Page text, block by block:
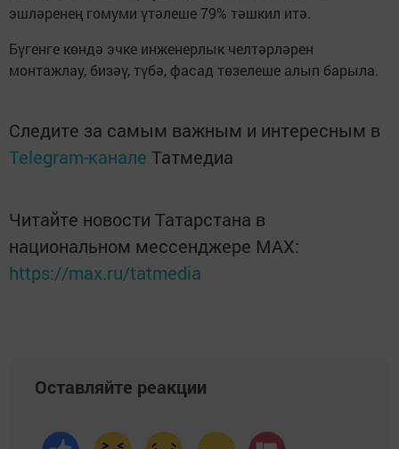
эшләренең гомуми үтәлеше 79% тәшкил итә.
Бүгенге көндә эчке инженерлык челтәрләрен
монтажлау, бизәү, түбә, фасад төзелеше алып барыла.
Следите за самым важным и интересным в
Telegram-канале Татмедиа
Читайте новости Татарстана в
национальном мессенджере MАХ:
https://max.ru/tatmedia
Оставляйте реакции